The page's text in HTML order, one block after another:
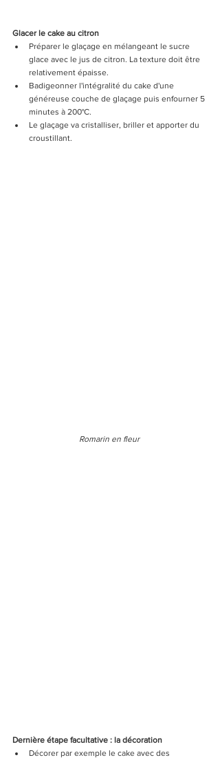
Glacer le cake au citron
Préparer le glaçage en mélangeant le sucre
glace avec le jus de citron. La texture doit être
relativement épaisse.
Badigeonner l'intégralité du cake d'une
généreuse couche de glaçage puis enfourner 5
minutes à 200°C.
Le glaçage va cristalliser, briller et apporter du
croustillant.
Romarin en fleur
Dernière étape facultative : la décoration
Décorer par exemple le cake avec des